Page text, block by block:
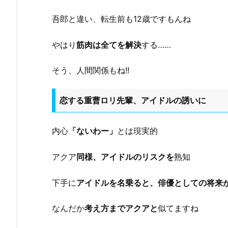
吾郎と違い、転生前も12歳ですもんね
やはり 筋肉は全てを解決する……
そう、人間関係もね!!
恋する重曹ロリ先輩、アイドルの誘いに
内心 「ないわー」 とは現実的
アクア同様、アイドルのリスクを熟知
下手にアイドルを名乗ると、俳優としての将来
なんだか考え方までアクアと似てますね